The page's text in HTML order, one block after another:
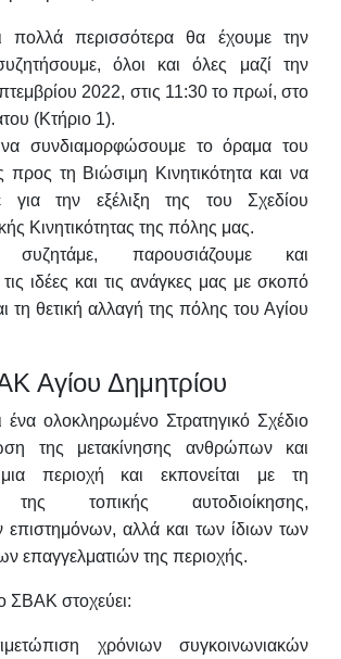
πολλά περισσότερα θα έχουμε την
όλοι και όλες μαζί την
2022, στις 11:30το πρωί, στο
(Κτήριο 1).
συνδιαμορφώσουμε το όραμα του
τη Βιώσιμη Κινητικότητα και να
για την εξέλιξη της του Σχεδίου
Κινητικότητας της πόλης μας.
συζητάμε, παρουσιάζουμε και
ιδέες και τις ανάγκες μας με σκοπό
τη θετική αλλαγή της πόλης του Αγίου
Αγίου Δημητρίου
ολοκληρωμένο Στρατηγικό Σχέδιο
της μετακίνησης ανθρώπων και
περιοχή και εκπονείται με τη
της τοπικής αυτοδιοίκησης,
επιστημόνων, αλλά και των ίδιων των
επαγγελματιών της περιοχής.
ΣΒΑΚ στοχεύει:
χρόνιων συγκοινωνιακών